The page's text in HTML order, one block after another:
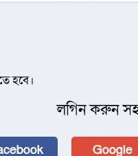
হবে।
লগিন করুন
Google